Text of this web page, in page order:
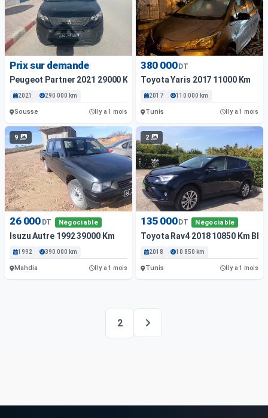
Prix sur demande
Peugeot Partner 2021 29000 Km
2021 290 000 km
Sousse Il y a 1 mois
380 000DT
Toyota Yaris 2017 11000 Km
2017 110 000 km
Tunis Il y a 1 mois
9
26 000 DT Négociable
Isuzu Autre 1992 39000 Km
1992 390 000 km
Mahdia Il y a 1 mois
2
135 000DT Négociable
Toyota Rav4 2018 10850 Km
2018 10 850 km
Tunis Il y a 1 mois
2